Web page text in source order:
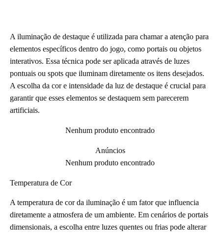
A iluminação de destaque é utilizada para chamar a atenção para
elementos específicos dentro do jogo, como portais ou objetos
interativos. Essa técnica pode ser aplicada através de luzes
pontuais ou spots que iluminam diretamente os itens desejados.
A escolha da cor e intensidade da luz de destaque é crucial para
garantir que esses elementos se destaquem sem parecerem
artificiais.
Nenhum produto encontrado
Anúncios
Nenhum produto encontrado
Temperatura de Cor
A temperatura de cor da iluminação é um fator que influencia
diretamente a atmosfera de um ambiente. Em cenários de portais
dimensionais, a escolha entre luzes quentes ou frias pode alterar